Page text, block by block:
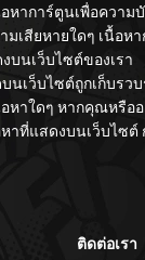
หาการ์ตูนเพื่อความ
เสียหายใดๆ เนื้อห
นเว็บไซต์ของเรา
เว็บไซต์ถูกเก็บรวบ
อหาใดๆ หากคุณหรื
าที่แสดงบนเว็บไซต์
ติดต่อเรา